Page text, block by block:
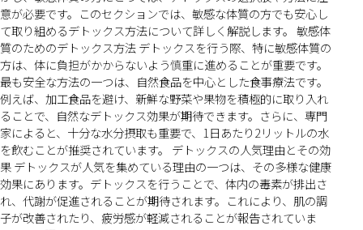
意が必要です。このセクションでは、敏感な体質の方でも安心し
て取り組めるデトックス方法について詳しく解説します。 敏感体
質のためのデトックス方法 デトックスを行う際、特に敏感体質の
方は、体に負担がかからないよう慎重に進めることが重要です。
最も安全な方法の一つは、自然食品を中心とした食事療法です。
例えば、加工食品を避け、新鮮な野菜や果物を積極的に取り入れ
ることで、自然なデトックス効果が期待できます。さらに、専門
家によると、十分な水分摂取も重要で、1日あたり2リットルの水
を飲むことが推奨されています。 デトックスの人気理由とその効
果 デトックスが人気を集めている理由の一つは、その多様な健康
効果にあります。デトックスを行うことで、体内の毒素が排出さ
れ、代謝が促進されることが期待されます。これにより、肌の調
子が改善されたり、疲労感が軽減されることが報告されていま